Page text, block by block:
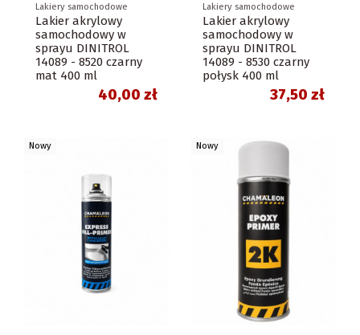
Lakiery samochodowe
Lakier akrylowy
samochodowy w
sprayu DINITROL
14089 - 8520 czarny
mat 400 ml
40,00 zł
Lakiery samochodowe
Lakier akrylowy
samochodowy w
sprayu DINITROL
14089 - 8530 czarny
połysk 400 ml
37,50 zł
Nowy Nowy